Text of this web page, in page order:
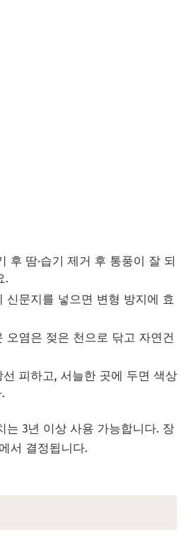
후 땀·습기 제거 후 통풍이 잘 되
.
신문지를 넣으면 변형 방지에 효
오염은 젖은 천으로 닦고 자연건
피하고, 서늘한 곳에 두면 색상
는 3년 이상 사용 가능합니다. 장
서 결정됩니다.